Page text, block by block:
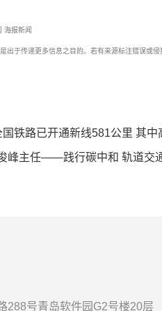
海报新闻
传递更多信息之目的。若有来源标注错误或侵
国铁路已开通新线581公里 其中
峰主任——践行碳中和 轨道交
288号青岛软件园G2号楼20层